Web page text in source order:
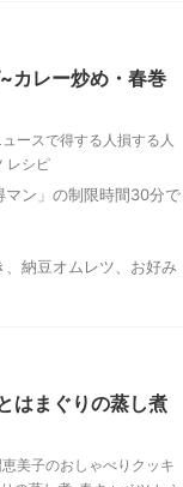
カレー炒め・春巻
ースで得する人損する人
レシピ
マン」の制限時間30分で
納豆オムレツ、お好み
はまぐりの蒸し煮
美子のおしゃべりクッキ